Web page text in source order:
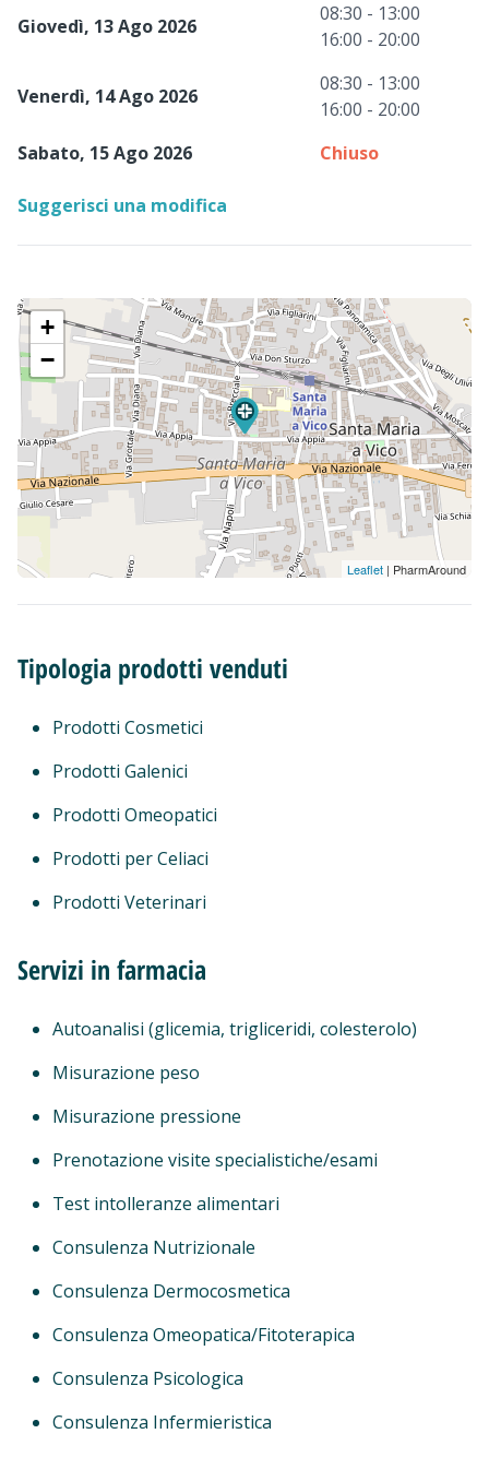
Giovedì, 13 Ago 2026
08:30 - 13:00
16:00 - 20:00
Venerdì, 14 Ago 2026
08:30 - 13:00
16:00 - 20:00
Sabato, 15 Ago 2026
Chiuso
Suggerisci una modifica
+
−
Leaflet | PharmAround
Tipologia prodotti venduti
Prodotti Cosmetici
Prodotti Galenici
Prodotti Omeopatici
Prodotti per Celiaci
Prodotti Veterinari
Servizi in farmacia
Autoanalisi (glicemia, trigliceridi, colesterolo)
Misurazione peso
Misurazione pressione
Prenotazione visite specialistiche/esami
Test intolleranze alimentari
Consulenza Nutrizionale
Consulenza Dermocosmetica
Consulenza Omeopatica/Fitoterapica
Consulenza Psicologica
Consulenza Infermieristica